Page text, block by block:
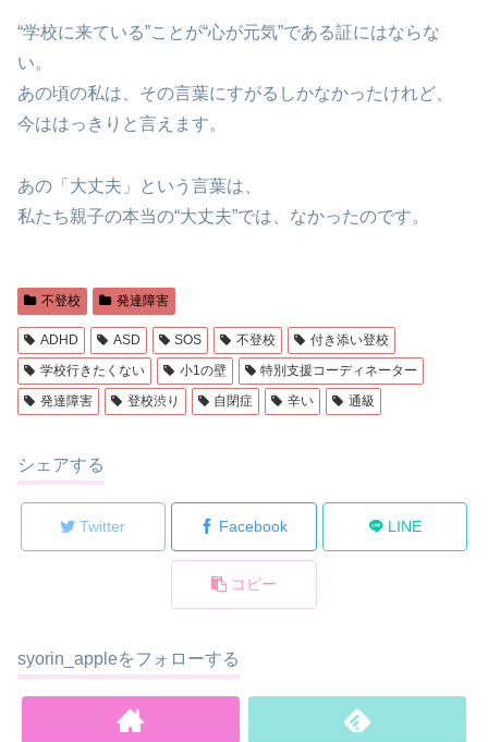
“学校に来ている”ことが“心が元気”である証にはならな
い。
あの頃の私は、その言葉にすがるしかなかったけれど、
今ははっきりと言えます。
あの「大丈夫」という言葉は、
私たち親子の本当の“大丈夫”では、なかったのです。
不登校 発達障害
ADHD ASD SOS 不登校
付き添い登校
学校行きたくない
小1の壁
特別支援コーディネーター
発達障害
登校渋り 自閉症 辛い 通級
シェアする
Twitter Facebook LINE
コピー
syorin_appleをフォローする